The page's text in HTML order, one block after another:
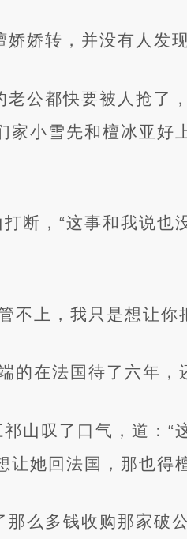
娇转，并没有人发
老公都快要被人抢了
家小雪先和檀冰亚好
打断，“这事和我说
不上，我只是想让你
的在法国待了六年，
祁山叹了口气，道：
让她回法国，那也得
那么多钱收购那家破